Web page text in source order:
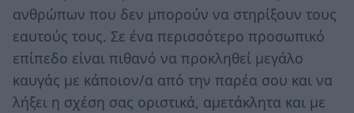
ανθρώπων που δεν μπορούν να στηρίξουν τους
εαυτούς τους. Σε ένα περισσότερο προσωπικό
επίπεδο είναι πιθανό να προκληθεί μεγάλο
καυγάς με κάποιον/α από την παρέα σου και να
λήξει η σχέση σας οριστικά, αμετάκλητα και με